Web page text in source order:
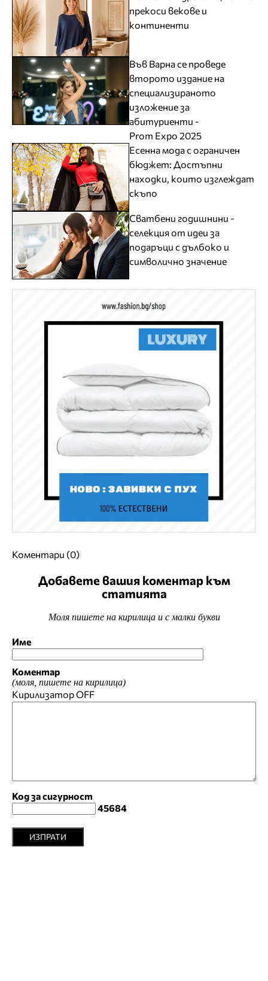
прекоси векове и
континенти
Във Варна се проведе
второто издание на
специализираното
изложение за
абитуриенти -
Prom Expo 2025
Есенна мода с ограничен
бюджет: Достъпни
находки, които изглеждат
скъпо
Сватбени годишнини -
селекция от идеи за
подаръци с дълбоко и
символично значение
Коментари (0)
Добавете вашия коментар към
статията
Моля пишете на кирилица и с малки букви
Име
Коментар
(моля, пишете на кирилица)
КирилизаторOFF
Код за сигурност
45684
ИЗПРАТИ